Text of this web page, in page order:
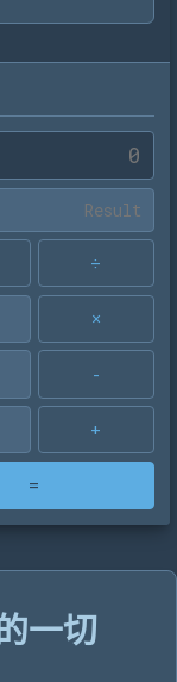
÷
×
-
+
=
一切